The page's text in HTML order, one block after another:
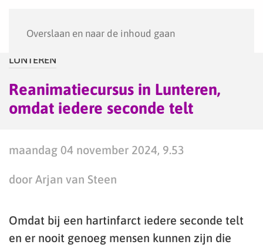
Overslaan en naar de inhoud gaan
LUNTEREN
Reanimatiecursus in Lunteren,
omdat iedere seconde telt
maandag 04 november 2024, 9.53
door Arjan van Steen
Omdat bij een hartinfarct iedere seconde telt
en er nooit genoeg mensen kunnen zijn die